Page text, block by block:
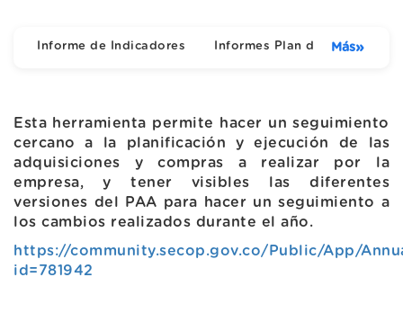
Informe de Indicadores Informes Plan de Acción
Más»
Esta herramienta permite hacer un seguimiento
cercano a la planificación y ejecución de las
adquisiciones y compras a realizar por la
empresa, y tener visibles las diferentes
versiones del PAA para hacer un seguimiento a
los cambios realizados durante el año.
https://community.secop.gov.co/Public/App/
id=781942